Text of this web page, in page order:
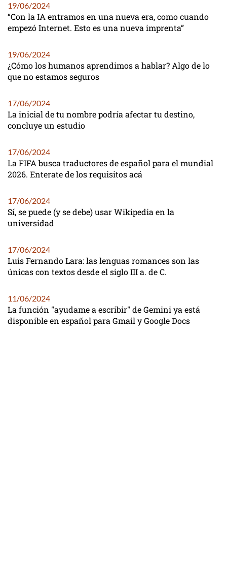
19/06/2024
“Con la IA entramos en una nueva era, como cuando
empezó Internet. Esto es una nueva imprenta”
19/06/2024
¿Cómo los humanos aprendimos a hablar? Algo de lo
que no estamos seguros
17/06/2024
La inicial de tu nombre podría afectar tu destino,
concluye un estudio
17/06/2024
La FIFA busca traductores de español para el mundial
2026. Enterate de los requisitos acá
17/06/2024
Sí, se puede (y se debe) usar Wikipedia en la
universidad
17/06/2024
Luis Fernando Lara: las lenguas romances son las
únicas con textos desde el siglo III a. de C.
11/06/2024
La función "ayudame a escribir" de Gemini ya está
disponible en español para Gmail y Google Docs